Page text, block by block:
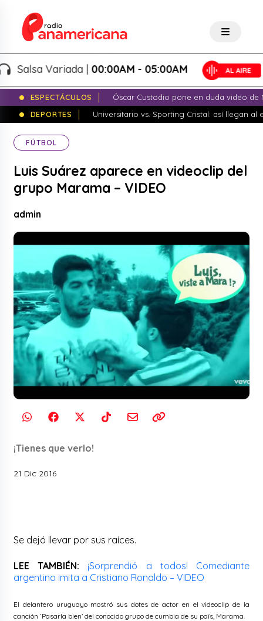
Variada |00:00AM - 05:00AM
ESPECTÁCULOS
Óscar Custodio pone en duda video de
DEPORTES
Universitario vs. Sporting Cristal: así llegan al
FÚTBOL
Luis Suárez aparece en videoclip del
grupo Marama – VIDEO
admin
¡Tienes que verlo!
21 Dic 2016
Se dejó llevar por sus raíces.
LEE TAMBIÉN:
¡Sorprendió a todos! Comediante
argentino imita a Cristiano Ronaldo – VIDEO
El delantero uruguayo mostró sus dotes de actor en el videoclip de la
canción ‘Pasarla bien’ del conocido grupo de cumbia de su país, Marama.